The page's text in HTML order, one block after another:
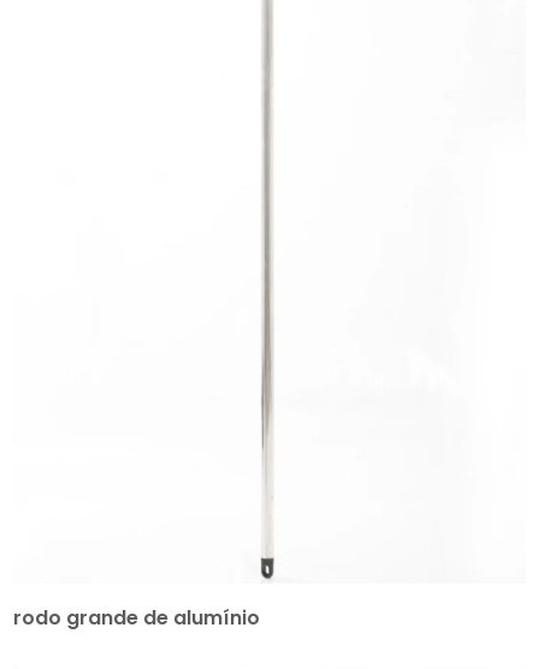
rodo grande de alumínio